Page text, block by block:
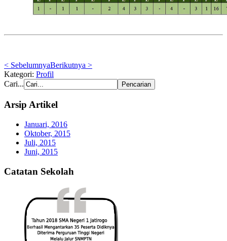
< SebelumnyaBerikutnya >
Kategori: Profil
Cari...
Arsip Artikel
Januari, 2016
Oktober, 2015
Juli, 2015
Juni, 2015
Catatan Sekolah